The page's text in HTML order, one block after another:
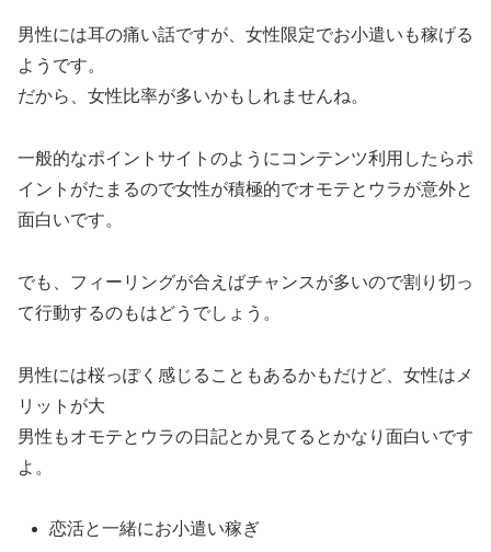
男性には耳の痛い話ですが、女性限定でお小遣いも稼げる
ようです。
だから、女性比率が多いかもしれませんね。
一般的なポイントサイトのようにコンテンツ利用したらポ
イントがたまるので女性が積極的でオモテとウラが意外と
面白いです。
でも、フィーリングが合えばチャンスが多いので割り切っ
て行動するのもはどうでしょう。
男性には桜っぽく感じることもあるかもだけど、女性はメ
リットが大
男性もオモテとウラの日記とか見てるとかなり面白いです
よ。
恋活と一緒にお小遣い稼ぎ